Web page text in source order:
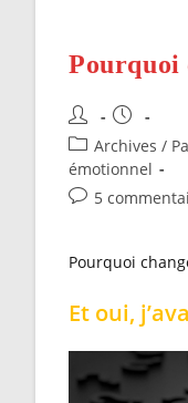
Pourquoi
Auteur/autrice
de
la
publication :
Publication
publiée :
Post
category:
Archives /
émotionnel
Commentaires
publication :
5
Pourquoi
Et oui,